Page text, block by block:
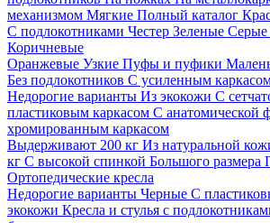
механизмом Мягкие Полный каталог
С подлокотниками Честер Зеленые Серые
Коричневые
Оранжевые Узкие Пуфы и пуфики
Без подлокотников С усиленным
Недорогие варианты Из экокожи С
пластиковым каркасом С анатомической
хромированным каркасом
Выдерживают 200 кг Из натуральной
кг С высокой спинкой Большого размера
Ортопедические кресла
Недорогие варианты Черные С
экокожи Кресла и стулья с